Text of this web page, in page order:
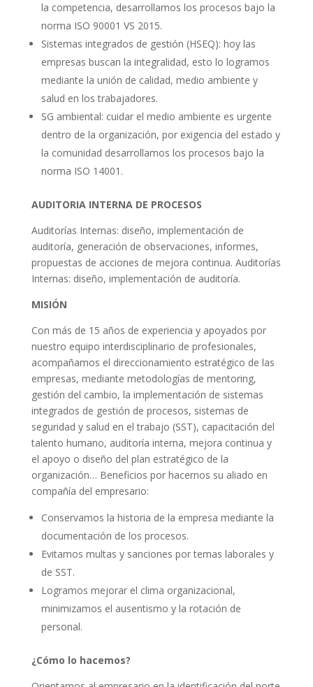
la competencia, desarrollamos los procesos bajo la
norma ISO 90001 VS 2015.
Sistemas integrados de gestión (HSEQ): hoy las
empresas buscan la integralidad, esto lo logramos
mediante la unión de calidad, medio ambiente y
salud en los trabajadores.
SG ambiental: cuidar el medio ambiente es urgente
dentro de la organización, por exigencia del estado y
la comunidad desarrollamos los procesos bajo la
norma ISO 14001.
AUDITORIA INTERNA DE PROCESOS
Auditorías Internas: diseño, implementación de
auditoría, generación de observaciones, informes,
propuestas de acciones de mejora continua. Auditorías
Internas: diseño, implementación de auditoría.
MISIÓN
Con más de 15 años de experiencia y apoyados por
nuestro equipo interdisciplinario de profesionales,
acompañamos el direccionamiento estratégico de las
empresas, mediante metodologías de mentoring,
gestión del cambio, la implementación de sistemas
integrados de gestión de procesos, sistemas de
seguridad y salud en el trabajo (SST), capacitación del
talento humano, auditoría interna, mejora continua y
el apoyo o diseño del plan estratégico de la
organización… Beneficios por hacernos su aliado en
compañía del empresario:
Conservamos la historia de la empresa mediante la
documentación de los procesos.
Evitamos multas y sanciones por temas laborales y
de SST.
Logramos mejorar el clima organizacional,
minimizamos el ausentismo y la rotación de
personal.
¿Cómo lo hacemos?